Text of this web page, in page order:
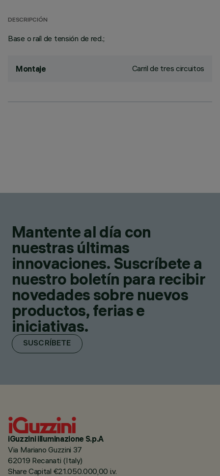
DESCRIPCIÓN
Base o raíl de tensión de red.;
Montaje Carril de tres circuitos
Mantente al día con
nuestras últimas
innovaciones. Suscríbete a
nuestro boletín para recibir
novedades sobre nuevos
productos, ferias e
iniciativas.
SUSCRÍBETE
iGuzzini illuminazione S.p.A
Via Mariano Guzzini 37
62019 Recanati (Italy)
Share Capital €21.050.000,00 i.v.